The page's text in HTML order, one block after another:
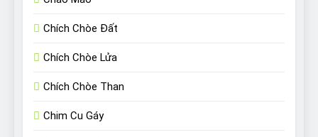
Chích Chòe Đất
Chích Chòe Lửa
Chích Chòe Than
Chim Cu Gáy